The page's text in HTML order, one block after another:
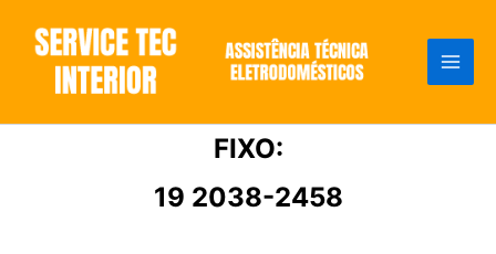
conteúdo
FIXO:
19 2038-2458